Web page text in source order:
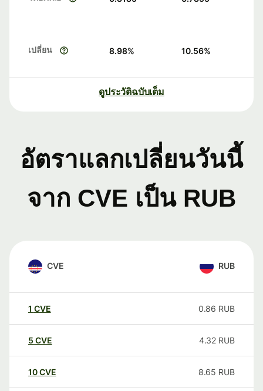
เปลี่ยน 8.98% 10.56%
ดูประวัติฉบับเต็ม
อัตราแลกเปลี่ยนวันนี้
จาก CVE เป็น RUB
CVE RUB
1 CVE 0.86 RUB
5 CVE 4.32 RUB
10CVE 8.65 RUB